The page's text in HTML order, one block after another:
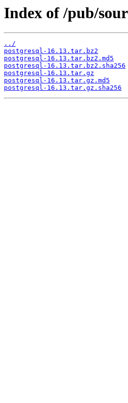
Index of /pub/
../
postgresql-16.13.tar.bz2
postgresql-16.13.tar.bz2.md5
postgresql-16.13.tar.bz2.sha256
postgresql-16.13.tar.gz
postgresql-16.13.tar.gz.md5
postgresql-16.13.tar.gz.sha256